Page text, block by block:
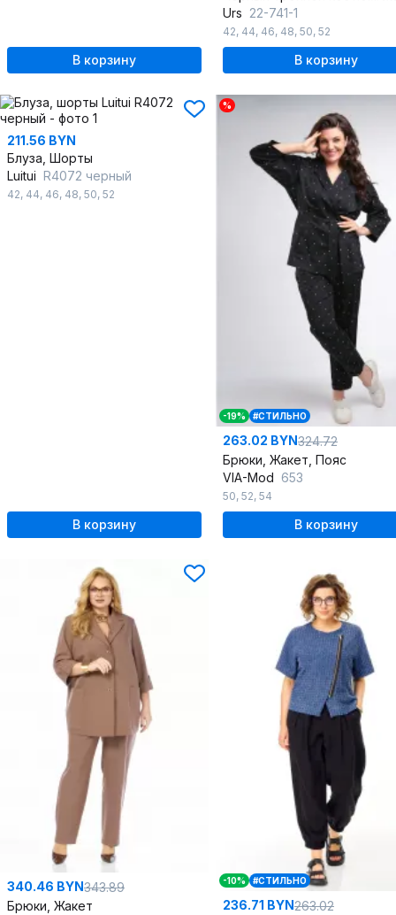
В корзину
Urs 22-741-1
42, 44, 46, 48, 50, 52
В корзину
211.56 BYN
Блуза, Шорты
Luitui R4072 черный
42, 44, 46, 48, 50, 52
В корзину
%
-19% #СТИЛЬНО
263.02 BYN324.72
Брюки, Жакет, Пояс
VIA-Mod 653
50, 52, 54
В корзину
340.46 BYN343.89
Брюки, Жакет
-10% #СТИЛЬНО
236.71 BYN263.02